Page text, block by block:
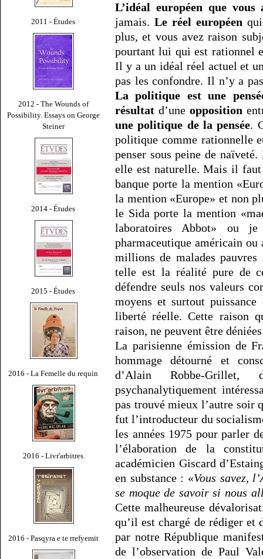
2011 - Études
2012 - The Wounds of
Possibility. Essays on George
Steiner
2014 - Études
2015 - Études
2016 - La Femelle du requin
2016 - Livr'arbitres
2016 - Pasqyra e te rrefyemit
L’idéal européen que vous
jamais. Le réel européen
plus, et vous avez raison
pourtant lui qui est rationnel
Il y a un idéal réel actuel et
pas les confondre. Il n’y a
La politique est une
résultat d’une opposition
une politique de la pensée.
politique comme rationnelle
penser sous peine de
elle est naturelle. Mais il
banque porte la mention
la mention «Europe» et non
le Sida porte la mention
laboratoires Abbot» ou
pharmaceutique américain
millions de malades
telle est la réalité pure de
défendre seuls nos valeurs
moyens et surtout
liberté réelle. Cette raison
raison, ne peuvent être
La parisienne émission de
hommage détourné et
d’Alain Robbe-
psychanalytiquement
pas trouvé mieux l’autre soir
fut l’introducteur du
les années 1975 pour parler
l’élaboration de la
académicien Giscard
en substance : «Vous savez,
se moque de savoir si nous
Cette malheureuse
qu’il est chargé de rédiger et
par notre République
de l’observation de Paul